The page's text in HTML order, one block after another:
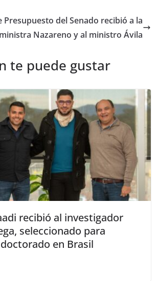
Presupuesto del Senado recibió a la
ministra Nazareno y al ministro Ávila
te puede gustar
recibió al investigador
seleccionado para
en Brasil